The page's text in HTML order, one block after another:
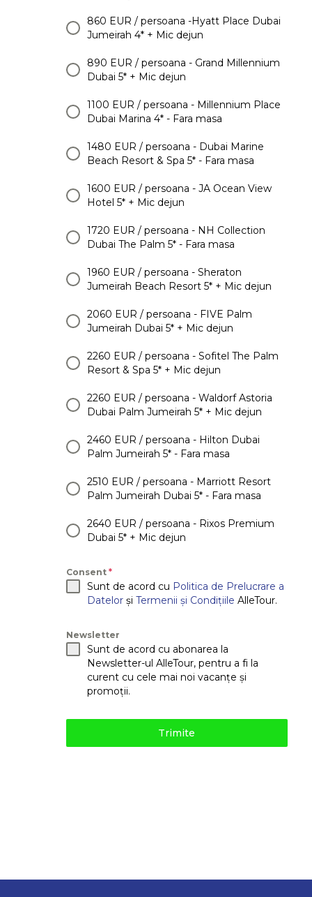
860 EUR / persoana -Hyatt Place Dubai
Jumeirah 4* + Mic dejun
890 EUR / persoana - Grand Millennium
Dubai 5* + Mic dejun
1100 EUR / persoana - Millennium Place
Dubai Marina 4* - Fara masa
1480 EUR / persoana - Dubai Marine
Beach Resort & Spa 5* - Fara masa
1600 EUR / persoana - JA Ocean View
Hotel 5* + Mic dejun
1720 EUR / persoana - NH Collection
Dubai The Palm 5* - Fara masa
1960 EUR / persoana - Sheraton
Jumeirah Beach Resort 5* + Mic dejun
2060 EUR / persoana - FIVE Palm
Jumeirah Dubai 5* + Mic dejun
2260 EUR / persoana - Sofitel The Palm
Resort & Spa 5* + Mic dejun
2260 EUR / persoana - Waldorf Astoria
Dubai Palm Jumeirah 5* + Mic dejun
2460 EUR / persoana - Hilton Dubai
Palm Jumeirah 5* - Fara masa
2510 EUR / persoana - Marriott Resort
Palm Jumeirah Dubai 5* - Fara masa
2640 EUR / persoana - Rixos Premium
Dubai 5* + Mic dejun
Consent *
Sunt de acord cu Politica de Prelucrare a
Datelorși Termenii și Condițiile AlleTour.
Newsletter
Sunt de acord cu abonarea la
Newsletter-ul AlleTour, pentru a fi la
curent cu cele mai noi vacanțe și
promoții.
Trimite